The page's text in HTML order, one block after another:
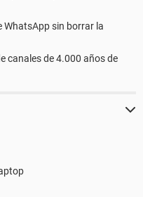
WhatsApp sin borrar la
canales de 4.000 años de